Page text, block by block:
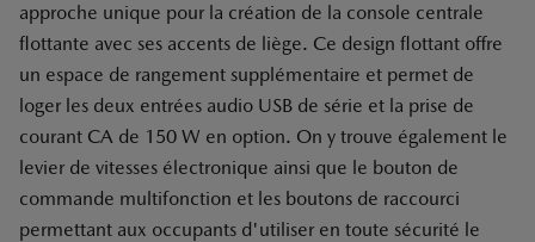
approche unique pour la création de la console centrale
flottante avec ses accents de liège. Ce design flottant offre
un espace de rangement supplémentaire et permet de
loger les deux entrées audio USB de série et la prise de
courant CA de 150 W en option. On y trouve également le
levier de vitesses électronique ainsi que le bouton de
commande multifonction et les boutons de raccourci
permettant aux occupants d'utiliser en toute sécurité le